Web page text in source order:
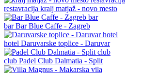
restavracija kralj matjaž - novo mesto
barBar Blue Caffe - Zagreb
hotel Daruvarske toplice - Daruvar
club Padel Club Dalmatia - Split